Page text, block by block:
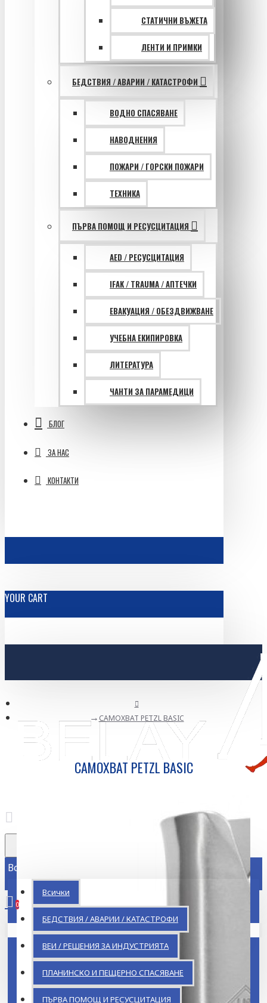
СТАТИЧНИ ВЪЖЕТА
ЛЕНТИ И ПРИМКИ
БЕДСТВИЯ / АВАРИИ / КАТАСТРОФИ
ВОДНО СПАСЯВАНЕ
НАВОДНЕНИЯ
ПОЖАРИ / ГОРСКИ ПОЖАРИ
ТЕХНИКА
ПЪРВА ПОМОЩ И РЕСУСЦИТАЦИЯ
AED / РЕСУСЦИТАЦИЯ
IFAK / TRAUMA / АПТЕЧКИ
ЕВАКУАЦИЯ / ОБЕЗДВИЖВАНЕ
УЧЕБНА ЕКИПИРОВКА
ЛИТЕРАТУРА
ЧАНТИ ЗА ПАРАМЕДИЦИ
БЛОГ
ЗА НАС
КОНТАКТИ
YOUR CART
Всички
Всички
БЕДСТВИЯ / АВАРИИ / КАТАСТРОФИ
ВЕИ / РЕШЕНИЯ ЗА ИНДУСТРИЯТА
ПЛАНИНСКО И ПЕЩЕРНО СПАСЯВАНЕ
ПЪРВА ПОМОЩ И РЕСУСЦИТАЦИЯ
0
Кошницата ви е празна!
САМОХВАТ PETZL BASIC
САМОХВАТ PETZL BASIC